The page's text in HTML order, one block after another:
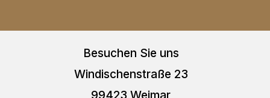
Besuchen Sie uns
Windischenstraße 23
99423 Weimar